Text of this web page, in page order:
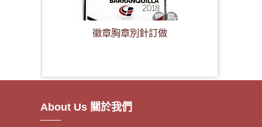
徽章胸章別針訂做
About Us 關於我們